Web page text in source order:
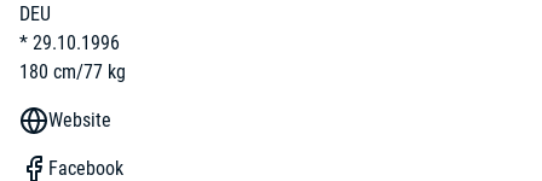
DEU
* 29.10.1996
180 cm/77 kg
Website
Facebook